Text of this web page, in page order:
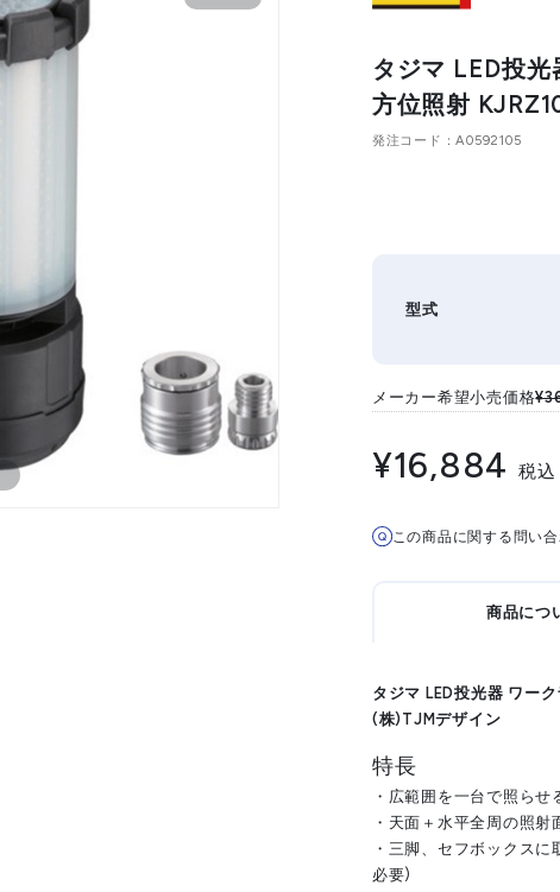
タジマ LED投
方位照射
発注コード A0592105
型式
メーカー希望小売価格
¥16,884 税込
この商品に関する問い
商品につ
タジマ LED投光器 ワー
(株)TJMデザイン
特長
・広範囲を一台で照らせ
・天面＋水平全周の照射
・三脚、セフボックス
必要)